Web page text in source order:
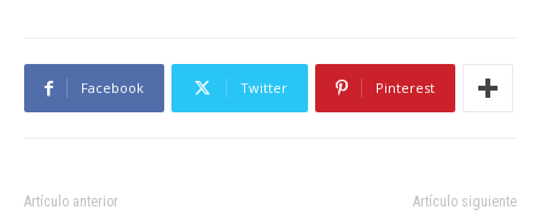
Facebook Twitter Pinterest
Artículo anterior Artículo siguiente